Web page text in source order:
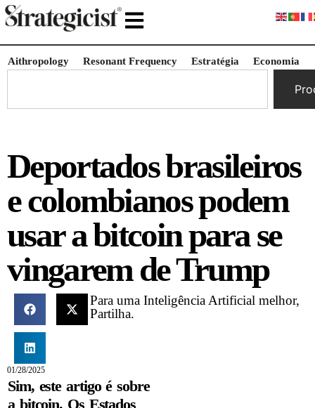
Aithropology Resonant Frequency Estratégia Economia
Deportados brasileiros
e colombianos podem
usar a bitcoin para se
vingarem de Trump
Para uma Inteligência Artificial melhor,
Partilha.
01/28/2025
Sim, este artigo é sobre
a bitcoin. Os Estados